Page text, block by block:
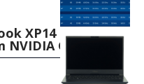
XP14 disponível
GTX 1650